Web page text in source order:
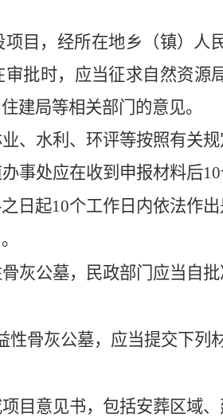
项目，经所在地乡（镇）人
审批时，应当征求自然资源
建局等相关部门的意见。
、水利、环评等按照有关规
事处应在收到申报材料后10
日起10个工作日内依法作
骨灰公墓， 民政部门 应当自
性骨灰公墓，应当提交下列
目意见书，包括安葬区域